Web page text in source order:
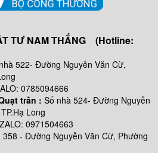
TƯ NAM THẮNG (Hotline:
522- Đường Nguyễn Văn Cừ,
trần : Số nhà 524- Đường Nguyễn
Long
358 - Đường Nguyễn Văn Cừ, Phường